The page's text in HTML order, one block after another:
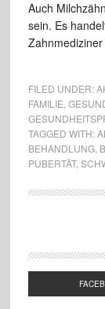
Auch
sein. Es
FILED UNDER:
FAMILIE
TAGGED WITH:
BEHANDLUNG,
PUBERTÄT,